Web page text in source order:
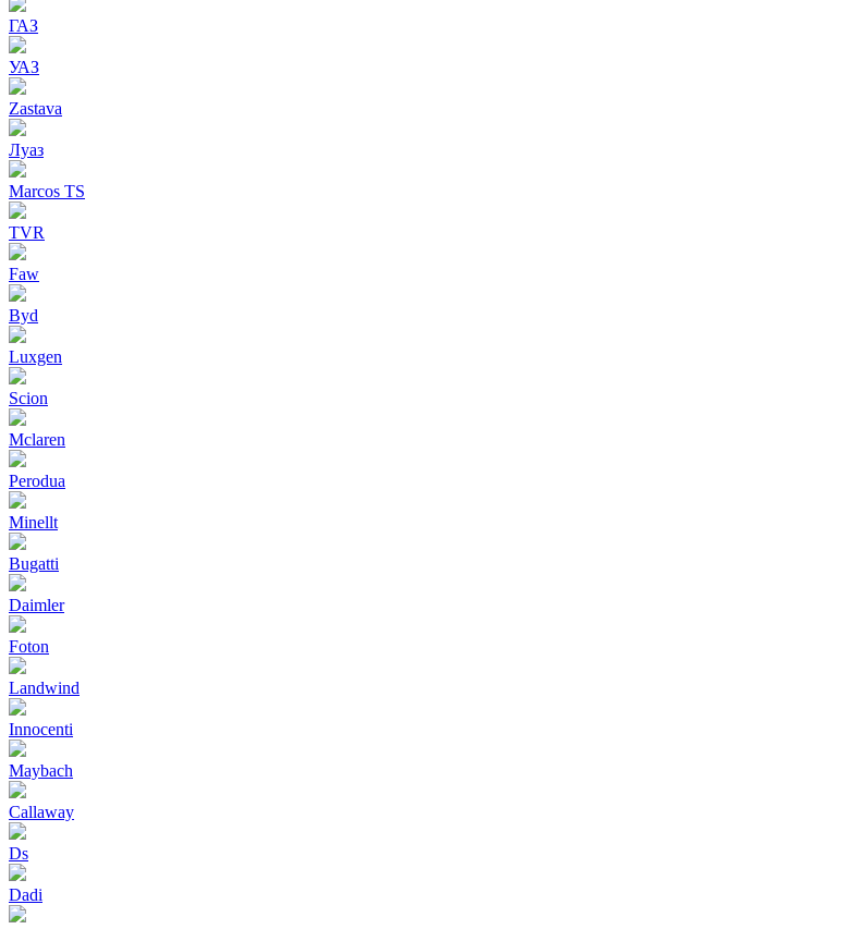
ГАЗ
УАЗ
Zastava
Луаз
Marcos TS
TVR
Faw
Byd
Luxgen
Scion
Mclaren
Perodua
Minellt
Bugatti
Daimler
Foton
Landwind
Innocenti
Maybach
Callaway
Ds
Dadi